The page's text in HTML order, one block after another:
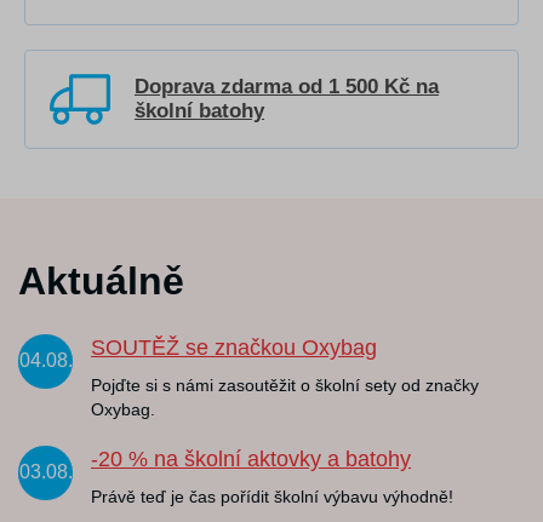
Doprava zdarma od 1 500 Kč na
školní batohy
Aktuálně
04.08.
SOUTĚŽ se značkou Oxybag
Pojďte si s námi zasoutěžit o školní sety od značky
Oxybag.
03.08.
-20 % na školní aktovky a batohy
Právě teď je čas pořídit školní výbavu výhodně!